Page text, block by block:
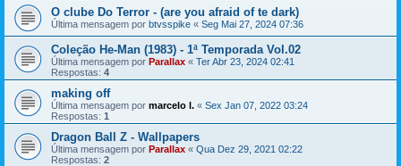
O clube Do Terror - (are you afraid of te dark)
Última mensagem por btvsspike « Seg Mai 27, 2024 07:36
Coleção He-Man (1983) - 1ª Temporada Vol.02
Última mensagem por Parallax « Ter Abr 23, 2024 02:41
Respostas: 4
making off
Última mensagem por marcelo l. « Sex Jan 07, 2022 03:24
Respostas: 1
Dragon Ball Z - Wallpapers
Última mensagem por Parallax « Qua Dez 29, 2021 02:22
Respostas: 2